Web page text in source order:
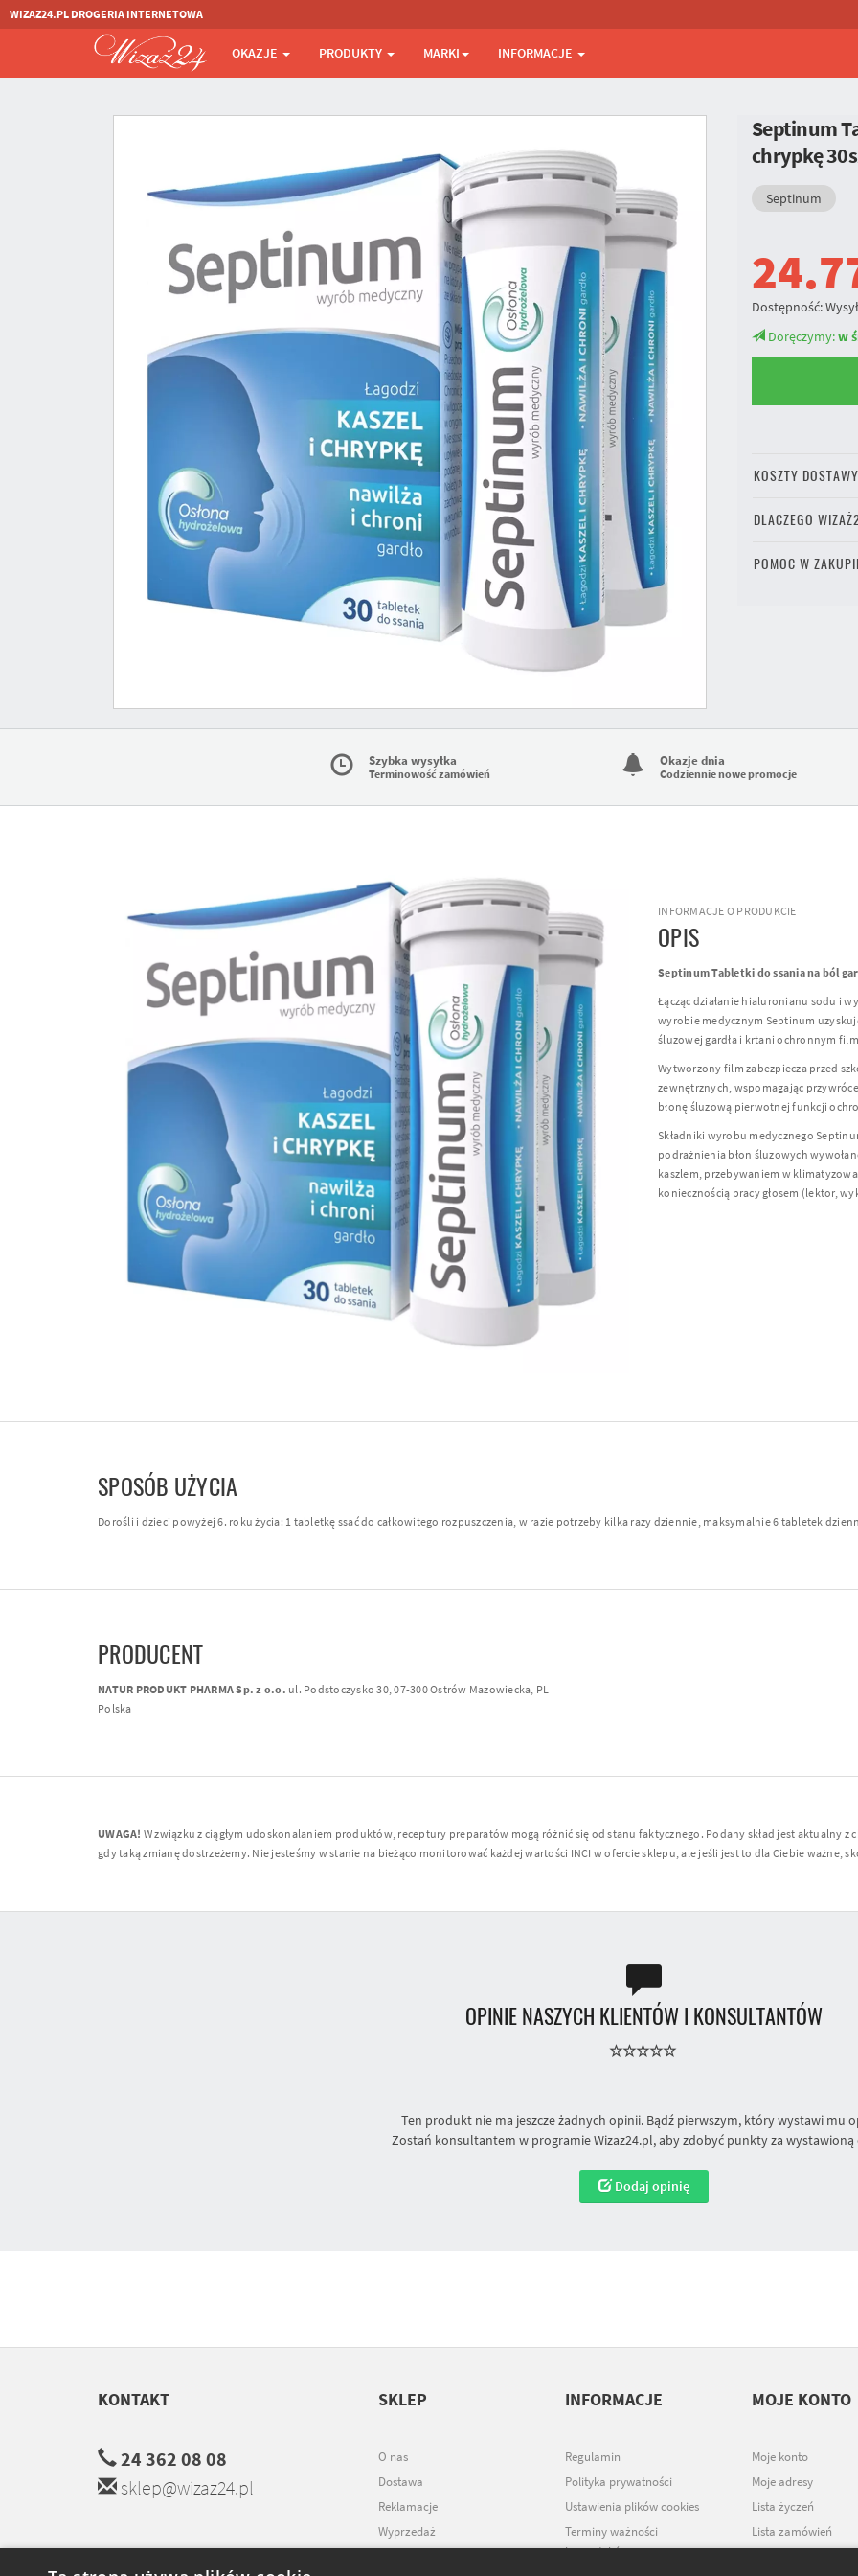
WIZAZ24.PL DROGERIA INTERNETOWA
OKAZJE PRODUKTY MARKI INFORMACJE
Septinum
chrypkę
Septinum
Dostępność:
Doręczymy:w
KOSZTY DOSTAWY
DLACZEGO
POMOC W
Szybka wysyłka
Terminowość zamówień
Okazje dnia
Codziennie nowe promocje
INFORMACJE O PRODUKCIE
OPIS
Septinum Tabletki do ssania na ból
Łącząc działanie hialuronianu sodu i
wyrobie medycznym Septinum
śluzowej gardła i krtani ochronnym
Wytworzony film zabezpiecza przed
zewnętrznych, wspomagając
błonę śluzową pierwotnej funkcji
Składniki wyrobu medycznego
podrażnienia błon śluzowych
kaszlem, przebywaniem w
koniecznością pracy głosem (lektor,
SPOSÓB UŻYCIA
Dorośli i dzieci powyżej 6. roku życia: 1 tabletkę ssać do całkowitego rozpuszczenia, w razie potrzeby kilka razy dziennie, maksymalnie 6 tabletek
PRODUCENT
NATUR PRODUKT PHARMA Sp. z o.o. ul. Podstoczysko 30, 07-300 Ostrów Mazowiecka, PL
Polska
UWAGA! W związku z ciągłym udoskonalaniem produktów, receptury preparatów mogą różnić się od stanu faktycznego. Podany skład jest
gdy taką zmianę dostrzeżemy. Nie jesteśmy w stanie na bieżąco monitorować każdej wartości INCI w ofercie sklepu, ale jeśli jest to dla Ciebie ważne,
OPINIE NASZYCH KLIENTÓW I KONSULTANTÓW
Ten produkt nie ma jeszcze żadnych opinii. Bądź pierwszym, który wystawi mu
Zostań konsultantem w programie Wizaz24.pl, aby zdobyć punkty za wystawioną
Dodaj opinię
KONTAKT
24 362 08 08
sklep@wizaz24.pl
SKLEP
O nas
Dostawa
Reklamacje
Wyprzedaż
INFORMACJE
Regulamin
Polityka prywatności
Ustawienia plików cookies
Terminy ważności
kosmetyków
MOJE KONTO
Moje konto
Moje adresy
Lista życzeń
Lista zamówień